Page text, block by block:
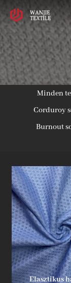
Termék
Minden
Corduroy
Burnout
Elasztikus